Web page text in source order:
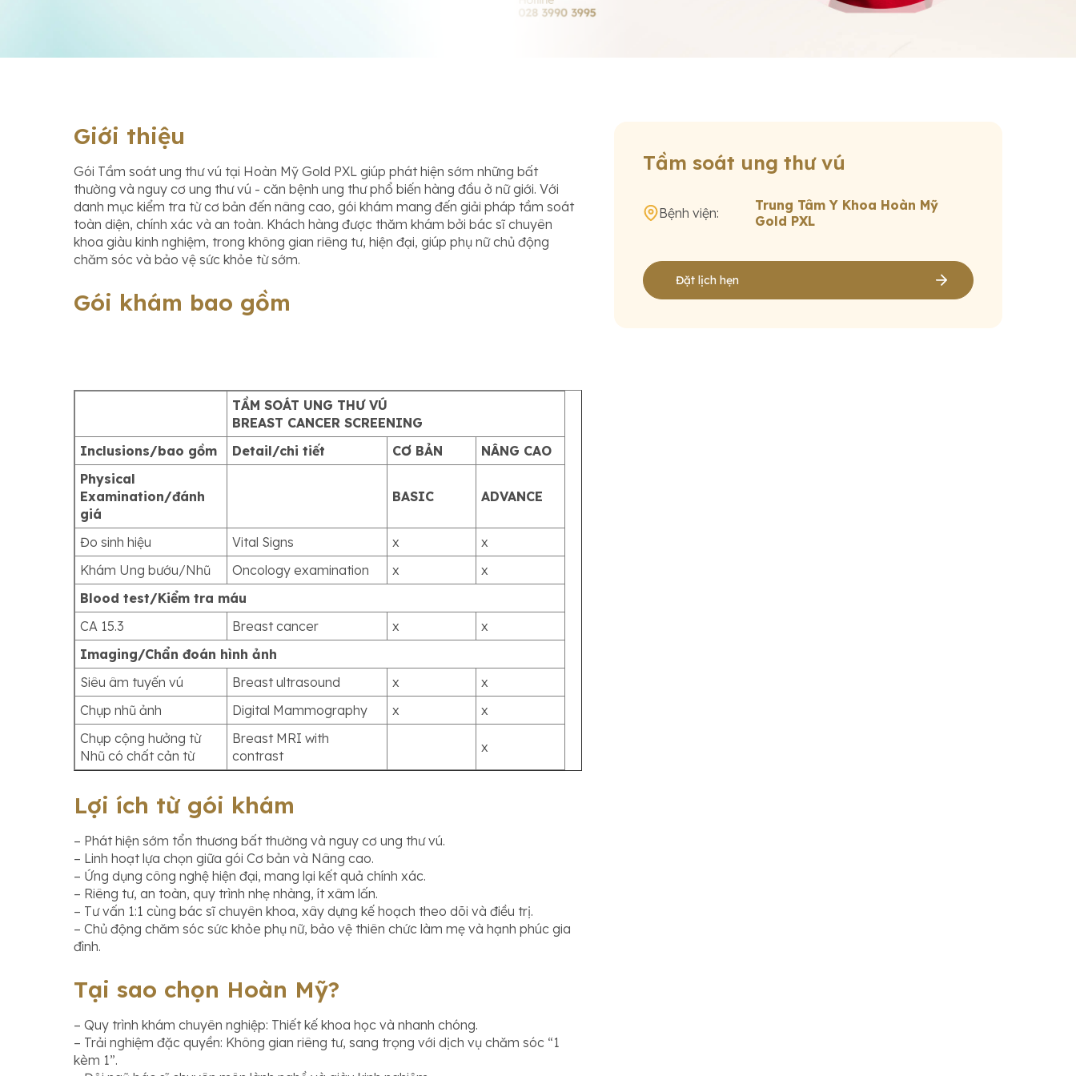
Giới thiệu
Gói Tầm soát ung thư vú tại Hoàn Mỹ Gold PXL giúp phát hiện sớm những bất
thường và nguy cơ ung thư vú - căn bệnh ung thư phổ biến hàng đầu ở nữ giới. Với
danh mục kiểm tra từ cơ bản đến nâng cao, gói khám mang đến giải pháp tầm soát
toàn diện, chính xác và an toàn. Khách hàng được thăm khám bởi bác sĩ chuyên
khoa giàu kinh nghiệm, trong không gian riêng tư, hiện đại, giúp phụ nữ chủ động
chăm sóc và bảo vệ sức khỏe từ sớm.
Gói khám bao gồm
TẦM SOÁT UNG THƯ VÚ
BREAST CANCER SCREENING
Inclusions/bao gồm
Detail/chi tiết CƠ BẢN
NÂNG CAO
Physical
Examination/đánh
giá
BASIC ADVANCE
Đo sinh hiệu Vital Signs x
x
Khám Ung bướu/Nhũ
Oncology examination x
x
Blood test/Kiểm tra máu
CA 15.3
Breast cancer x
x
Imaging/Chẩn đoán hình ảnh
Siêu âm tuyến vú
Breast ultrasound x
x
Chụp nhũ ảnh
Digital Mammography x
x
Chụp cộng hưởng từ
Nhũ có chất cản từ
Breast MRI with
contrast
x
Lợi ích từ gói khám
– Phát hiện sớm tổn thương bất thường và nguy cơ ung thư vú.
– Linh hoạt lựa chọn giữa gói Cơ bản và Nâng cao.
– Ứng dụng công nghệ hiện đại, mang lại kết quả chính xác.
– Riêng tư, an toàn, quy trình nhẹ nhàng, ít xâm lấn.
– Tư vấn 1:1 cùng bác sĩ chuyên khoa, xây dựng kế hoạch theo dõi và điều trị.
– Chủ động chăm sóc sức khỏe phụ nữ, bảo vệ thiên chức làm mẹ và hạnh phúc gia
đình.
Tại sao chọn Hoàn Mỹ?
– Quy trình khám chuyên nghiệp: Thiết kế khoa học và nhanh chóng.
– Trải nghiệm đặc quyền: Không gian riêng tư, sang trọng với dịch vụ chăm sóc “1
kèm 1”.
Tầm soát ung thư vú
Bệnh viện:
Trung Tâm Y Khoa Hoàn Mỹ
Gold PXL
Đặt lịch hẹn